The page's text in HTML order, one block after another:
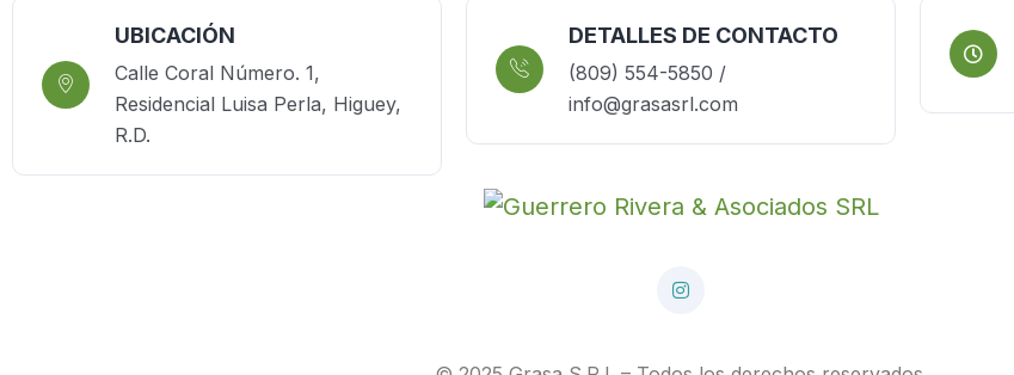
UBICACIÓN
Calle Coral Número. 1,
Residencial Luisa Perla, Higuey,
R.D.
DETALLES DE CONTACTO
(809) 554-5850 /
info@grasasrl.com